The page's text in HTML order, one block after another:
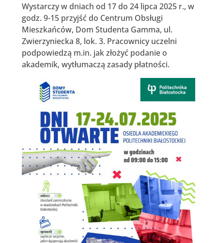
Wystarczy w dniach od 17 do 24 lipca 2025 r., w
godz. 9-15 przyjść do Centrum Obsługi
Mieszkańców, Dom Studenta Gamma, ul.
Zwierzyniecka 8, lok. 3. Pracownicy uczelni
podpowiedzą m.in. jak złożyć podanie o
akademik, wytłumaczą zasady płatności.